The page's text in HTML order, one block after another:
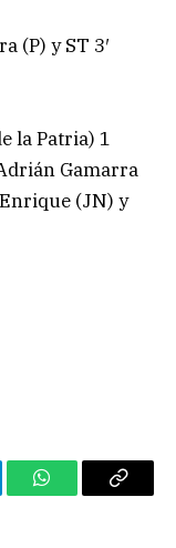
(P) y ST 3′
la Patria) 1
Gamarra
(JN) y
WhatsAppCopy